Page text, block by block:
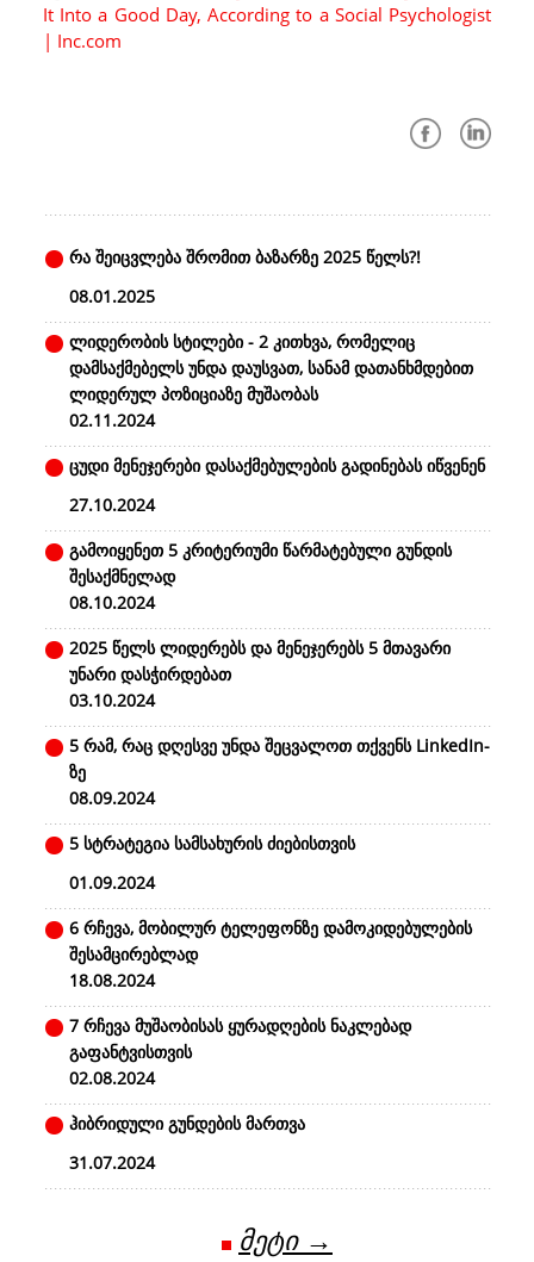
It Into a Good Day, According to a Social Psychologist
| Inc.com
რა შეიცვლება შრომით ბაზარზე 2025 წელს?!
08.01.2025
ლიდერობის სტილები - 2 კითხვა, რომელიც
დამსაქმებელს უნდა დაუსვათ, სანამ დათანხმდებით
ლიდერულ პოზიციაზე მუშაობას
02.11.2024
ცუდი მენეჯერები დასაქმებულების გადინებას იწვენენ
27.10.2024
გამოიყენეთ 5 კრიტერიუმი წარმატებული გუნდის
შესაქმნელად
08.10.2024
2025 წელს ლიდერებს და მენეჯერებს 5 მთავარი
უნარი დასჭირდებათ
03.10.2024
5 რამ, რაც დღესვე უნდა შეცვალოთ თქვენს LinkedIn-
ზე
08.09.2024
5 სტრატეგია სამსახურის ძიებისთვის
01.09.2024
6 რჩევა, მობილურ ტელეფონზე დამოკიდებულების
შესამცირებლად
18.08.2024
7 რჩევა მუშაობისას ყურადღების ნაკლებად
გაფანტვისთვის
02.08.2024
ჰიბრიდული გუნდების მართვა
31.07.2024
მეტი →